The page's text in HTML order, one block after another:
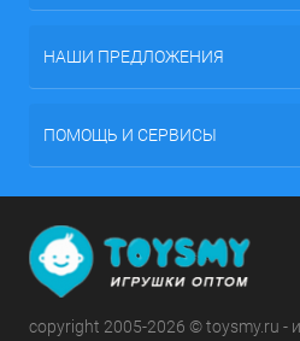
НАШИ ПРЕДЛОЖЕНИЯ
ПОМОЩЬ И СЕРВИСЫ
copyright 2005-2026 © toysmy.ru -